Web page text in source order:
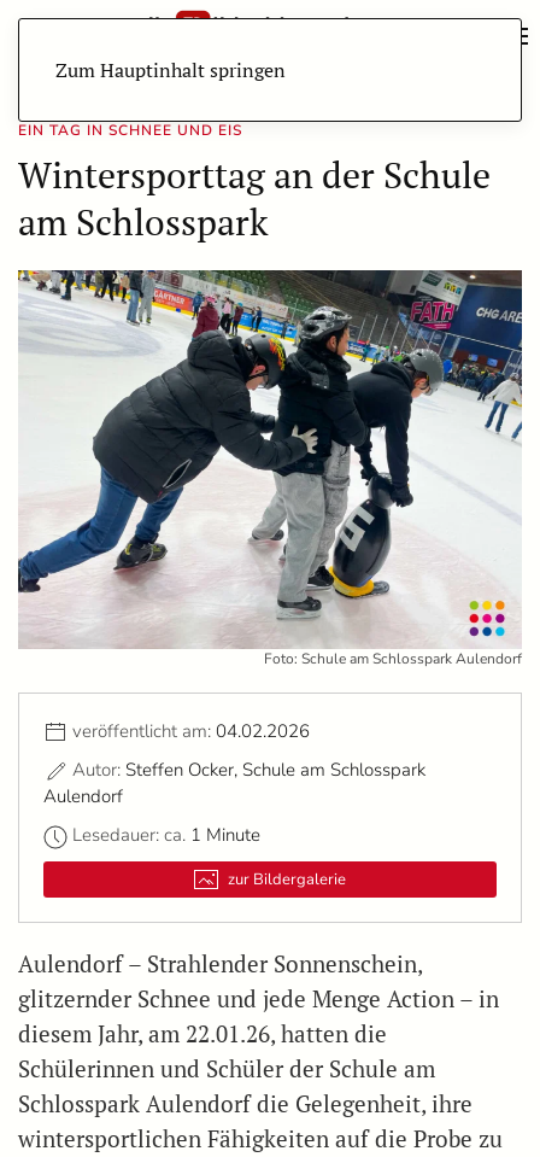
Zum Hauptinhalt springen
EIN TAG IN SCHNEE UND EIS
Wintersporttag an der Schule
am Schlosspark
Foto: Schule am Schlosspark Aulendorf
veröffentlicht am: 04.02.2026
Autor: Steffen Ocker, Schule am Schlosspark
Aulendorf
Lesedauer: ca. 1 Minute
zur Bildergalerie
Aulendorf – Strahlender Sonnenschein,
glitzernder Schnee und jede Menge Action – in
diesem Jahr, am 22.01.26, hatten die
Schülerinnen und Schüler der Schule am
Schlosspark Aulendorf die Gelegenheit, ihre
wintersportlichen Fähigkeiten auf die Probe zu